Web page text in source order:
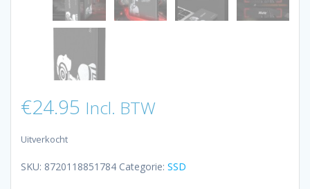
€24.95 Incl. BTW
Uitverkocht
SKU: 8720118851784 Categorie: SSD